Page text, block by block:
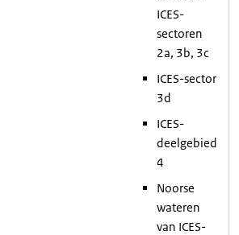
ICES-
sectoren
2a, 3b, 3c
ICES-sector
3d
ICES-
deelgebied
4
Noorse
wateren
van ICES-